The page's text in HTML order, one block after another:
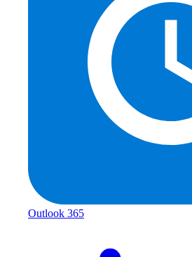
Outlook 365